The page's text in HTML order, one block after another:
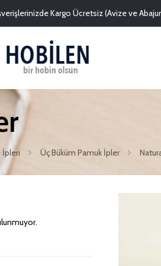
Kargo Ücretsiz (Avize ve
İpleri Üç Büküm Pamuk İpler